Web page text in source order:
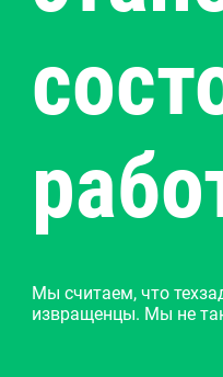
Мы считаем, что
извращенцы. Мы не